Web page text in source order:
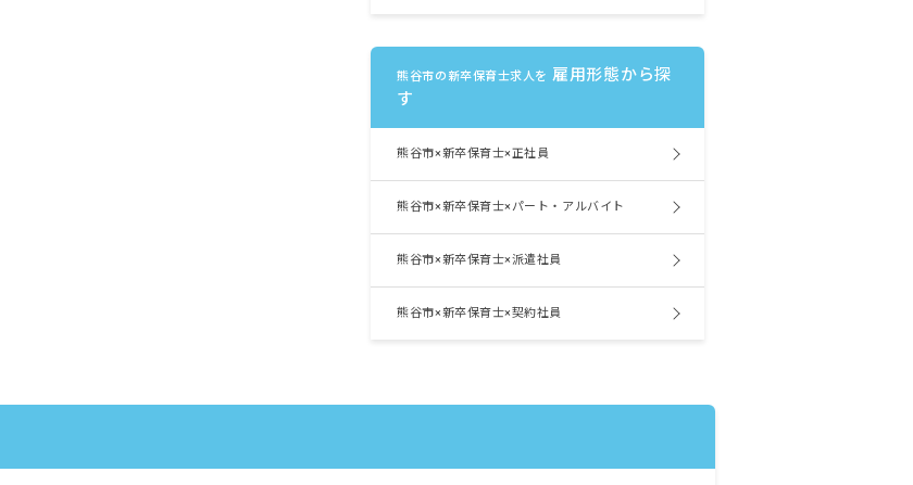
熊谷市の新卒保育士求人を 雇用形態から探
す
熊谷市×新卒保育士×正社員
熊谷市×新卒保育士×パート・アルバイト
熊谷市×新卒保育士×派遣社員
熊谷市×新卒保育士×契約社員